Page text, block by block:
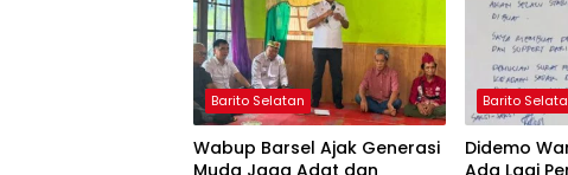
Barito Selatan
Wabup Barsel Ajak Generasi
Barito
Didemo